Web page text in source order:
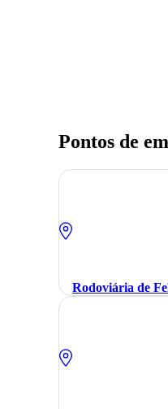
Pontos de
Rodoviária de